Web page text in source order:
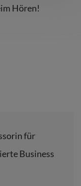
Hören!
für
Business